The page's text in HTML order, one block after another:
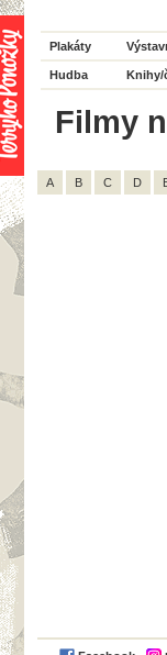
Plakáty
Hudba Knihy/
Filmy
A B C D